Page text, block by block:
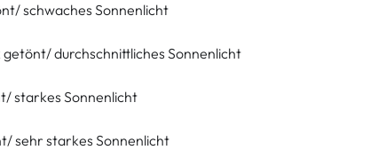
schwaches Sonnenlicht
getönt/ durchschnittliches Sonnenlicht
starkes Sonnenlicht
sehr starkes Sonnenlicht